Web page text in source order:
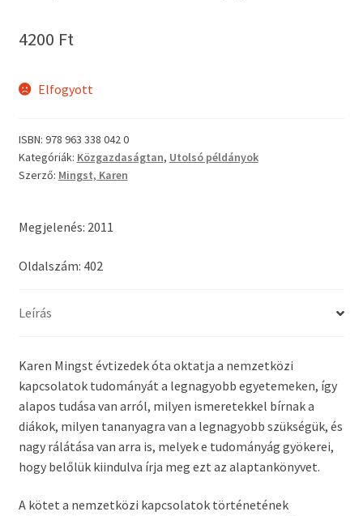
4200 Ft
Elfogyott
ISBN: 978 963 338 042 0
Kategóriák: Közgazdaságtan, Utolsó példányok
Szerző: Mingst, Karen
Megjelenés: 2011
Oldalszám: 402
Leírás
Karen Mingst évtizedek óta oktatja a nemzetközi
kapcsolatok tudományát a legnagyobb egyetemeken, így
alapos tudása van arról, milyen ismeretekkel bírnak a
diákok, milyen tananyagra van a legnagyobb szükségük, és
nagy rálátása van arra is, melyek e tudományág gyökerei,
hogy belőlük kiindulva írja meg ezt az alaptankönyvet.
A kötet a nemzetközi kapcsolatok történetének